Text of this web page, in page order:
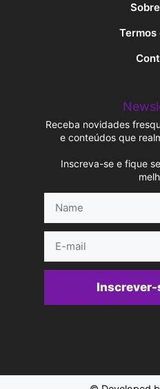
Termos
Receba novidades
e conteúdos que
Inscreva-se e fique
mail
Inscrever-